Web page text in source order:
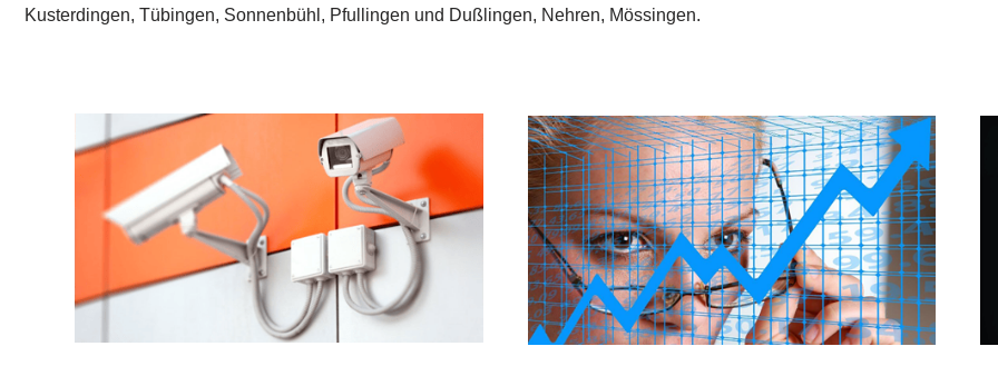
Kusterdingen, Tübingen, Sonnenbühl, Pfullingen und Dußlingen, Nehren, Mössingen.